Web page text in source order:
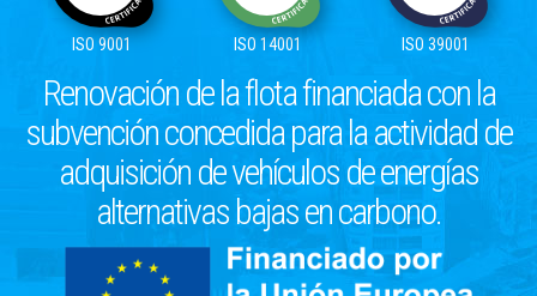
ISO 9001 ISO 14001 ISO 39001
Renovación de la flota financiada con la
subvención concedida para la actividad de
adquisición de vehículos de energías
alternativas bajas en carbono.